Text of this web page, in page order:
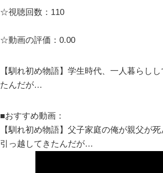
☆視聴回数：110
☆動画の評価：0.00
【馴れ初め物語】学生時代、一人暮らし
たんだが…
■おすすめ動画：
【馴れ初め物語】父子家庭の俺が親父が
引っ越してきたんだが…